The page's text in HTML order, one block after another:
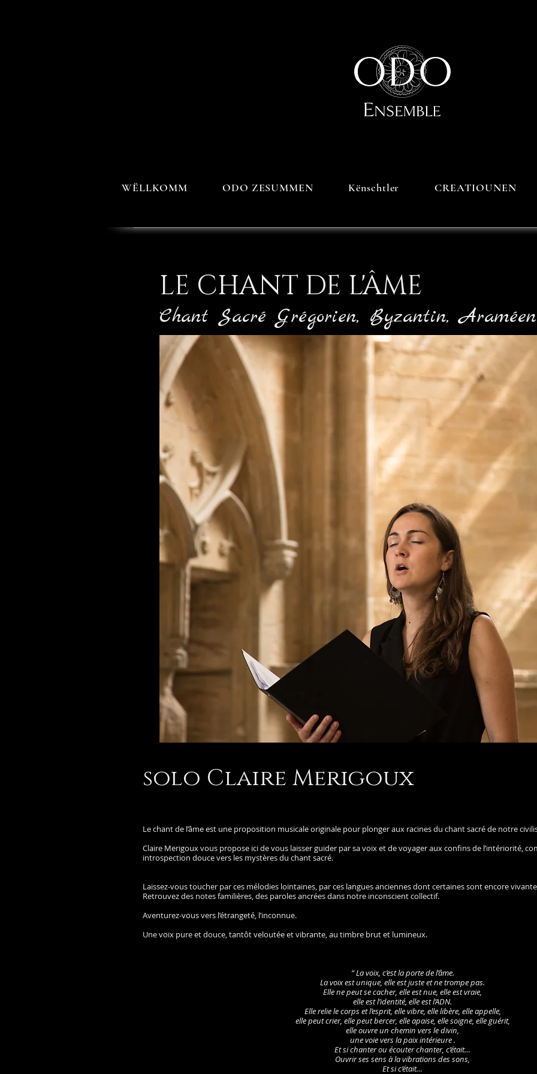
WËLLKOMM ODO ZESUMMEN Kënschtler CREATIOUNEN
LE CHANT DE L'ÂME
Chant Sacré Grégorien, Byzantin,
solo Claire Merigoux
Le chant de l’âme est une proposition musicale originale pour plonger aux racines du chant sacré de notre
Claire Merigoux vous propose ici de vous laisser guider par sa voix et de voyager aux confins de l’intériorité,
introspection douce vers les mystères du chant sacré.
Laissez-vous toucher par ces mélodies lointaines, par ces langues anciennes dont certaines sont encore
Retrouvez des notes familières, des paroles ancrées dans notre inconscient collectif.
Aventurez-vous vers l’étrangeté, l’inconnue.
Une voix pure et douce, tantôt veloutée et vibrante, au timbre brut et lumineux.
“ La voix, c’est la porte de l’âme.
La voix est unique, elle est juste et ne trompe pas.
Elle ne peut se cacher, elle est nue, elle est vraie,
elle est l’identité, elle est l’ADN.
Elle relie le corps et l’esprit, elle vibre, elle libère, elle appelle,
elle peut crier, elle peut bercer, elle apaise, elle soigne, elle guérit,
elle ouvre un chemin vers le divin,
une voie vers la paix intérieure .
Et si chanter ou écouter chanter, c’était…
Ouvrir ses sens à la vibrations des sons,
Et si c’était…